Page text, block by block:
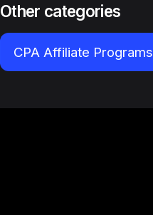
Other categories
CPA Affiliate Programs